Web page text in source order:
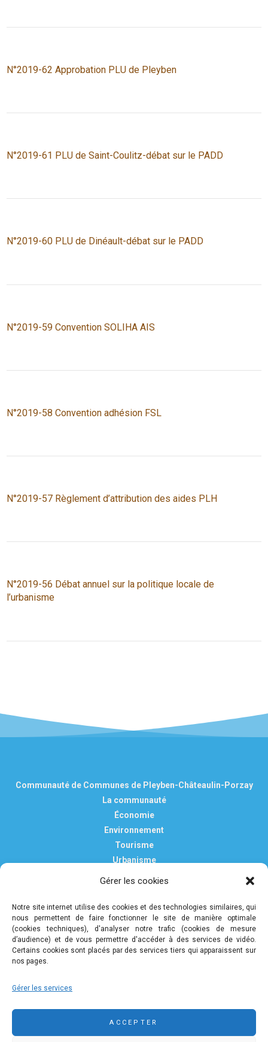
Gérer les cookies
Notre site internet utilise des cookies et des technologies similaires, qui
nous permettent de faire fonctionner le site de manière optimale
(cookies techniques), d'analyser notre trafic (cookies de mesure
d’audience) et de vous permettre d'accéder à des services de vidéo.
Certains cookies sont placés par des services tiers qui apparaissent sur
nos pages.
Gérer les services
ACCEPTER
N°2019-62 Approbation PLU de Pleyben
N°2019-61 PLU de Saint-Coulitz-débat sur le PADD
N°2019-60 PLU de Dinéault-débat sur le PADD
N°2019-59 Convention SOLIHA AIS
N°2019-58 Convention adhésion FSL
N°2019-57 Règlement d’attribution des aides PLH
N°2019-56 Débat annuel sur la politique locale de
l’urbanisme
Communauté de Communes de Pleyben-Châteaulin-Porzay
La communauté
Économie
Environnement
Tourisme
Urbanisme
Mentions légales
Politique de confidentialité et de protection des données
personnelles